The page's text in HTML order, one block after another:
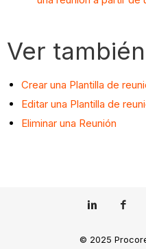
Ver también
Crear una Plantilla de
Editar una Plantilla de
Eliminar una Reunión
© 2025